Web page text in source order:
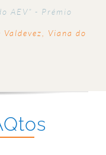
AEV” - Prémio
Viana do